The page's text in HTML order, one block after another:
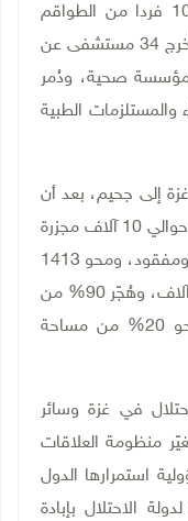
تنقذ أرواح الناس، فاستُشهد نحو 1068 فردا من الطواقم
الطبية، واعتُقل المئات بشكل مذلّ، وأُخرج 34 مستشفى عن
242 مركزا ومؤسسة صحية، ودُمر
والمستلزمات الطبية
إلى جحيم، بعد أن
دمر بناه التحتية ومرافقه كافة، وارتكب حوالي 10 آلاف مجزرة
وحشية، راح ضحيتها 57 ألفا بين شهيد ومفقود، ومحو 1413
عائلة من السجلّ المدني، وأصاب 108 آلاف، وهُجّر 90% من
سكانه وحُشروا بظروف قاسية في نحو 20% من مساحة
في غزة وسائر
منظومة العلاقات
استمرارها الدول
الاحتلال بإبادة